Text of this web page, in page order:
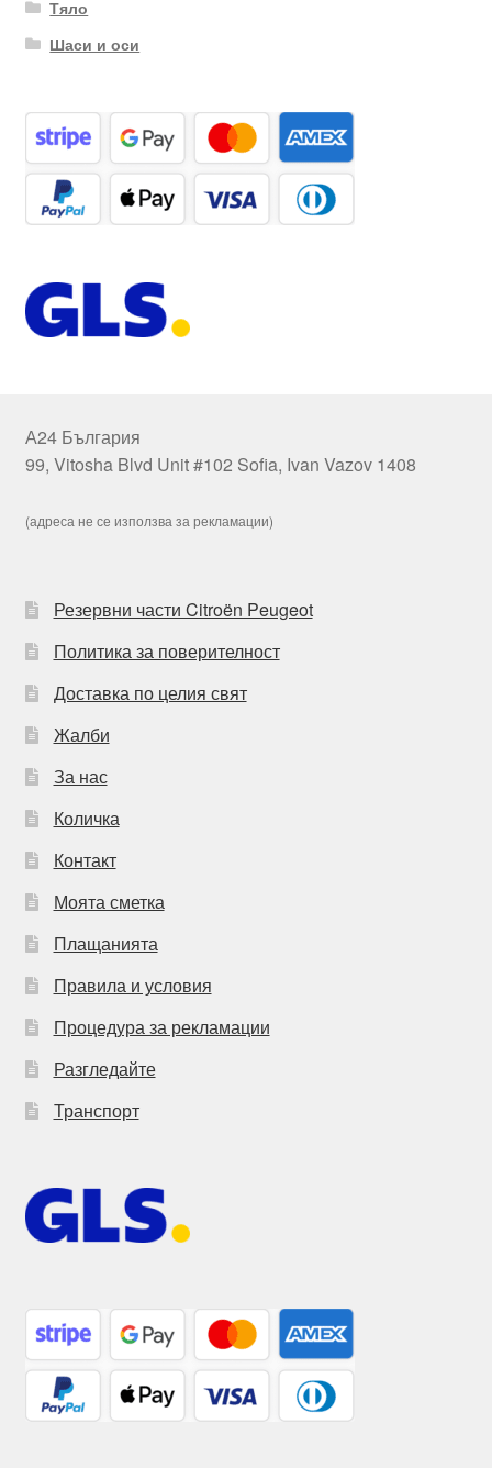
Тяло
Шаси и оси
А24 България
99, Vitosha Blvd Unit #102 Sofia, Ivan Vazov 1408
(адреса не се използва за рекламации)
Резервни части Citroën Peugeot
Политика за поверителност
Доставка по целия свят
Жалби
За нас
Количка
Контакт
Моята сметка
Плащанията
Правила и условия
Процедура за рекламации
Разгледайте
Транспорт